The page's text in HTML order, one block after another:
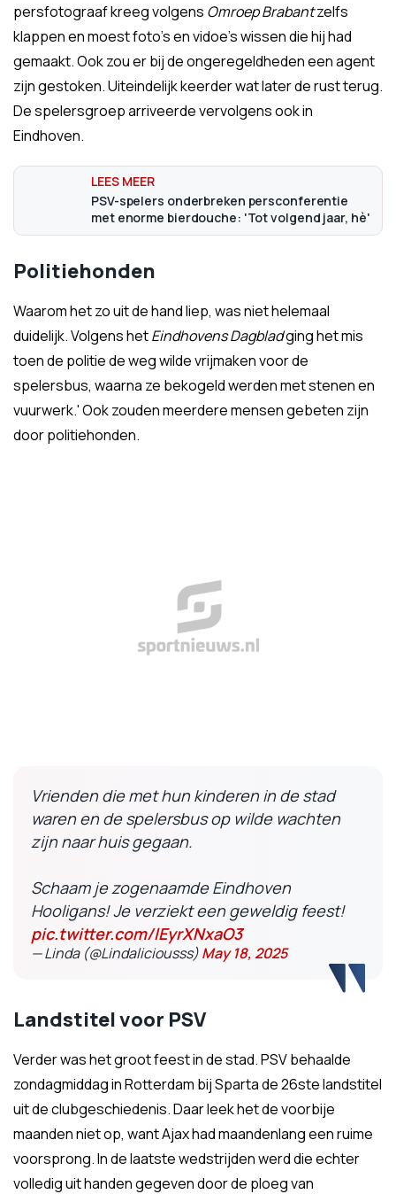
persfotograaf kreeg volgens Omroep Brabantzelfs
klappen en moest foto's en vidoe's wissen die hij had
gemaakt. Ook zou er bij de ongeregeldheden een agent
zijn gestoken. Uiteindelijk keerder wat later de rust terug.
De spelersgroep arriveerde vervolgens ook in
Eindhoven.
PSV-spelers onderbreken persconferentie
met enorme bierdouche: 'Tot volgend jaar, hè'
Politiehonden
Waarom het zo uit de hand liep, was niet helemaal
duidelijk. Volgens hetEindhovens Dagbladging het mis
toen de politie de weg wilde vrijmaken voor de
spelersbus, waarna ze bekogeld werden met stenen en
vuurwerk.' Ook zouden meerdere mensen gebeten zijn
door politiehonden.
Vrienden die met hun kinderen in de stad
waren en de spelersbus op wilde wachten
zijn naar huis gegaan.
Schaam je zogenaamde Eindhoven
Hooligans! Je verziekt een geweldig feest!
pic.twitter.com/lEyrXNxaO3
— Linda (@Lindaliciousss)May 18, 2025
Landstitel voor PSV
Verder was het groot feest in de stad. PSV behaalde
zondagmiddag in Rotterdam bij Sparta de 26ste landstitel
uit de clubgeschiedenis. Daar leek het de voorbije
maanden niet op, want Ajax had maandenlang een ruime
voorsprong. In de laatste wedstrijden werd die echter
volledig uit handen gegeven door de ploeg van